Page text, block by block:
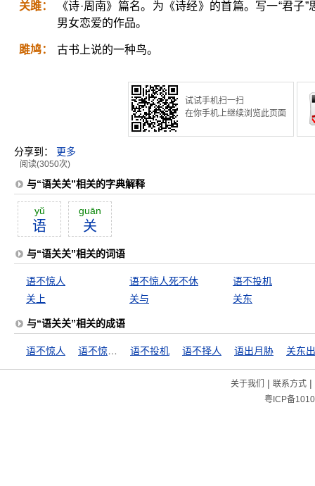
关雎：
《诗·周南》篇名。为《诗经》的首篇。写一“君子
男女恋爱的作品。
雎鸠： 古书上说的一种鸟。
试试手机扫一扫
在你手机上继续浏览此页面
分享到： 更多
阅读(3050次)
与“语关关”相关的字典解释
yŭ
语
guān
关
与“语关关”相关的词语
语不惊人 语不惊人死不休
语不投机
关上
关与 关东
与“语关关”相关的成语
语不惊人 语不投机 语不择人 语出月胁
关于我们 | 联系方式|
粤ICP备